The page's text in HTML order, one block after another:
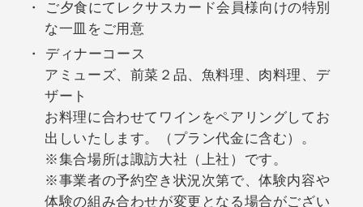
ご夕食にてレクサスカード会員様向けの特別
な一皿をご用意
ディナーコース
アミューズ、前菜２品、魚料理、肉料理、デ
ザート
お料理に合わせてワインをペアリングしてお
出しいたします。（プラン代金に含む）。
※集合場所は諏訪大社（上社）です。
※事業者の予約空き状況次第で、体験内容や
体験の組み合わせが変更となる場合がござい